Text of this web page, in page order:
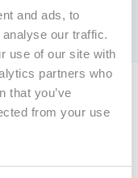
and ads, to
our traffic.
use of our site with
partners who
that you’ve
from your use
( cenník)
si objednať vlastnú